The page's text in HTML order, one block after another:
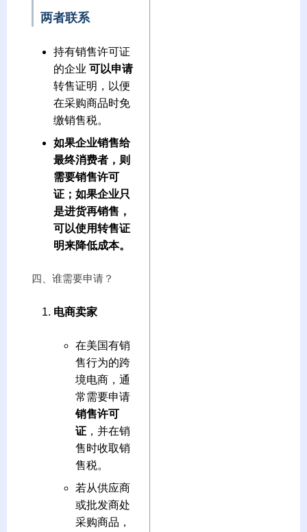
两者联系
持有销售许可证
的企业 可以申请
转售证明，以便
在采购商品时免
缴销售税。
如果企业销售给
最终消费者，则
需要销售许可
证；如果企业只
是进货再销售，
可以使用转售证
明来降低成本。
四、谁需要申请？
电商卖家
在美国有销
售行为的跨
境电商，通
常需要申请
销售许可
证 ，并在销
售时收取销
售税。
若从供应商
或批发商处
采购商品，